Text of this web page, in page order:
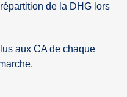
de la DHG lors
aux CA de chaque